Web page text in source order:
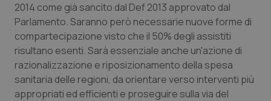
Basilicata
Calabria
Campania
Artrite & artrosi
Asma & BPCO
Car-T
QS Club Newsletter
2014 come già sancito dal Def 2013 approvato dal
Parlamento. Saranno però necessarie nuove forme di
compartecipazione visto che il 50% degli assistiti
risultano esenti. Sarà essenziale anche un'azione di
razionalizzazione e riposizionamento della spesa
sanitaria delle regioni, da orientare verso interventi più
appropriati ed efficienti e proseguire sulla via del